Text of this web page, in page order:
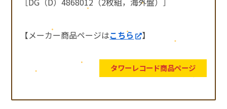
【メーカー商品ページはこちら 】
タワーレコード商品ページ